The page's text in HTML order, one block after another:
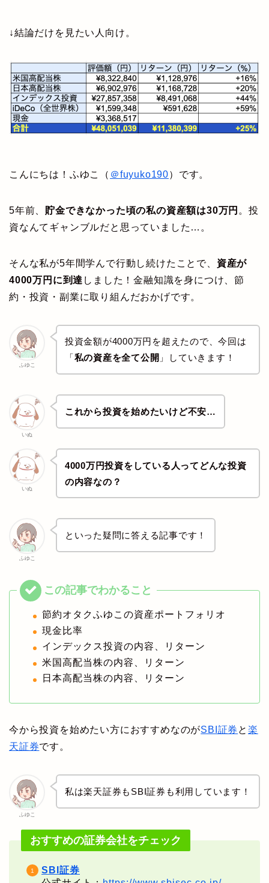
↓結論だけを見たい人向け。
こんにちは！ふゆこ（ ＠fuyuko190）です。
5年前、 貯金できなかった頃の私の資産額は30万円 。投
資なんてギャンブルだと思っていました…。
そんな私が5年間学んで行動し続けたことで、 資産が
4000万円に到達 しました！金融知識を身につけ、節
約・投資・副業に取り組んだおかげです。
ふゆこ
投資金額が4000万円を超えたので、今回は
「 私の資産を全て公開 」していきます！
いぬ
これから投資を始めたいけど不安…
いぬ
4000万円投資をしている人ってどんな投資
の内容なの？
ふゆこ
といった疑問に答える記事です！
節約オタクふゆこの資産ポートフォリオ
現金比率
インデックス投資の内容、リターン
米国高配当株の内容、リターン
日本高配当株の内容、リターン
今から投資を始めたい方におすすめなのがSBI証券 と楽
天証券です。
ふゆこ
私は楽天証券もSBI証券も利用しています！
おすすめの証券会社をチェック
SBI証券